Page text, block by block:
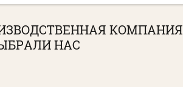
КОМПАНИЯ
НАС